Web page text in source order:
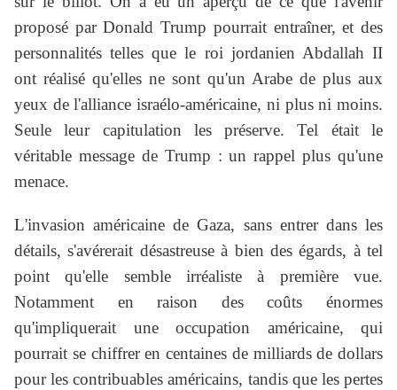
proposé par Donald Trump pourrait entraîner, et des
personnalités telles que le roi jordanien Abdallah II
ont réalisé qu'elles ne sont qu'un Arabe de plus aux
yeux de l'alliance israélo-américaine, ni plus ni moins.
Seule leur capitulation les préserve. Tel était le
véritable message de Trump : un rappel plus qu'une
menace.
L'invasion américaine de Gaza, sans entrer dans les
détails, s'avérerait désastreuse à bien des égards, à tel
point qu'elle semble irréaliste à première vue.
Notamment en raison des coûts énormes
qu'impliquerait une occupation américaine, qui
pourrait se chiffrer en centaines de milliards de dollars
pour les contribuables américains, tandis que les pertes